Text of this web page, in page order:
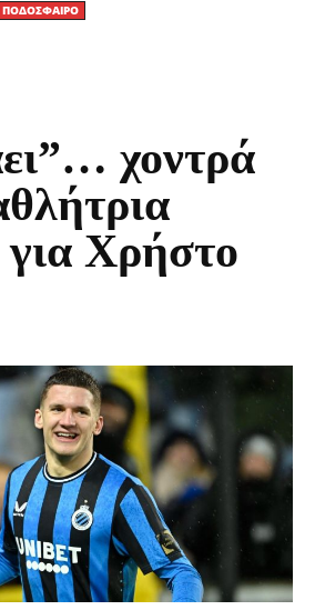
ΠΟΔΌΣΦΑΙΡΟ
χοντρά
για Χρήστο